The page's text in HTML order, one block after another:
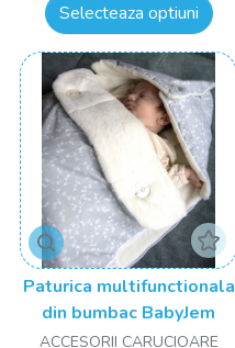
Selecteaza optiuni
Paturica multifunctionala
din bumbac BabyJem
ACCESORII CARUCIOARE